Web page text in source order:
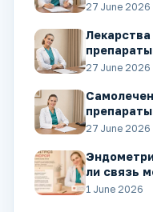
27 June 2026
Лекарства
27 June 2026
27 June 2026
ли связь
1 June 2026